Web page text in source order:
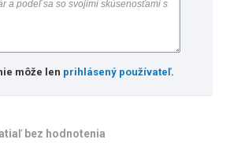
môže len prihlásený používateľ.
bez hodnotenia